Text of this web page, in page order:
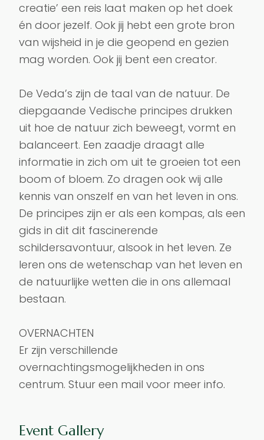
creatie’ een reis laat maken op het doek
én door jezelf. Ook jij hebt een grote bron
van wijsheid in je die geopend en gezien
mag worden. Ook jij bent een creator.
De Veda’s zijn de taal van de natuur. De
diepgaande Vedische principes drukken
uit hoe de natuur zich beweegt, vormt en
balanceert. Een zaadje draagt alle
informatie in zich om uit te groeien tot een
boom of bloem. Zo dragen ook wij alle
kennis van onszelf en van het leven in ons.
De principes zijn er als een kompas, als een
gids in dit dit fascinerende
schildersavontuur, alsook in het leven. Ze
leren ons de wetenschap van het leven en
de natuurlijke wetten die in ons allemaal
bestaan.
OVERNACHTEN
Er zijn verschillende
overnachtingsmogelijkheden in ons
centrum. Stuur een mail voor meer info.
Event Gallery